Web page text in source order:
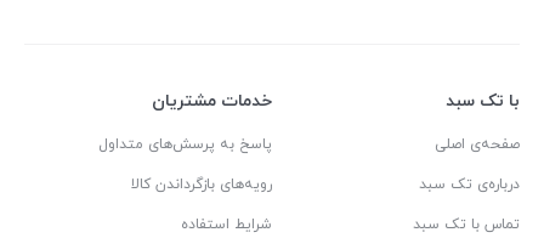
با تک سبد
صفحه‌ی اصلی
درباره‌ی تک سبد
تماس با تک سبد
خدمات مشتریان
پاسخ به پرسش‌های متداول
رویه‌های بازگرداندن کالا
شرایط استفاده